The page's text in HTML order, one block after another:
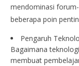
mendominasi
beberapa poin
Pengaruh
Bagaimana
membuat